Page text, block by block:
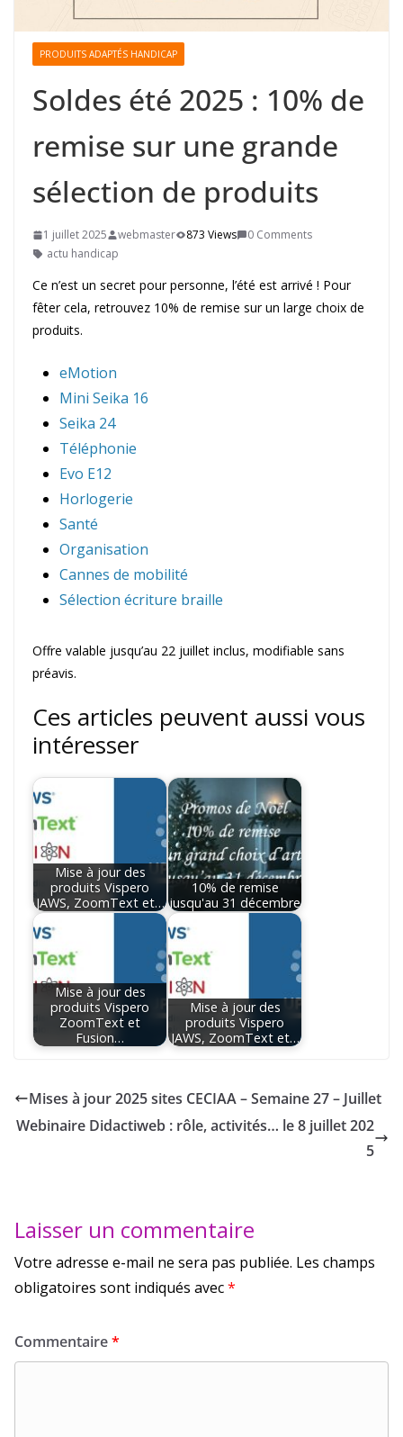
PRODUITS ADAPTÉS HANDICAP
Soldes été 2025 : 10% de
remise sur une grande
sélection de produits
1 juillet 2025 webmaster 873 Views
0 Comments
actu handicap
Ce n’est un secret pour personne, l’été est arrivé ! Pour
fêter cela, retrouvez 10% de remise sur un large choix de
produits.
eMotion
Mini Seika 16
Seika 24
Téléphonie
Evo E12
Horlogerie
Santé
Organisation
Cannes de mobilité
Sélection écriture braille
Offre valable jusqu’au 22 juillet inclus, modifiable sans
préavis.
Ces articles peuvent aussi vous
intéresser
Mise à jour des
produits Vispero
JAWS, ZoomText et…
10% de remise
jusqu'au 31 décembre
Mise à jour des
produits Vispero
ZoomText et
Fusion…
Mise à jour des
produits Vispero
JAWS, ZoomText et…
Mises à jour 2025 sites CECIAA – Semaine 27 – Juillet
Webinaire Didactiweb : rôle, activités… le 8 juillet 202
5
Laisser un commentaire
Votre adresse e-mail ne sera pas publiée. Les champs
obligatoires sont indiqués avec*
Commentaire*